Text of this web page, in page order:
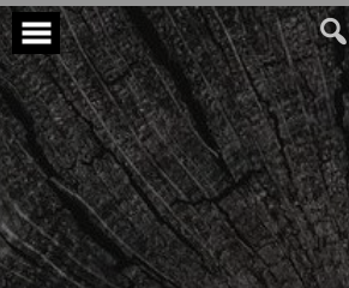
Skip
to
content